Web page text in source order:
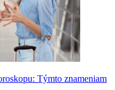
Týmto znameniam